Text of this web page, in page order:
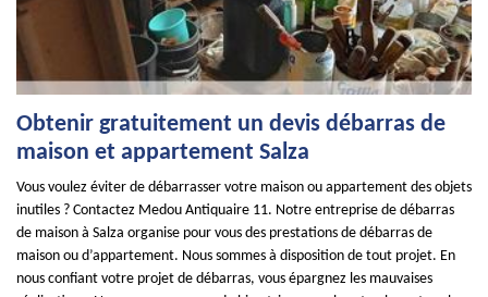
Obtenir gratuitement un devis débarras de
maison et appartement Salza
Vous voulez éviter de débarrasser votre maison ou appartement des objets
inutiles ? Contactez Medou Antiquaire 11. Notre entreprise de débarras
de maison à Salza organise pour vous des prestations de débarras de
maison ou d’appartement. Nous sommes à disposition de tout projet. En
nous confiant votre projet de débarras, vous épargnez les mauvaises